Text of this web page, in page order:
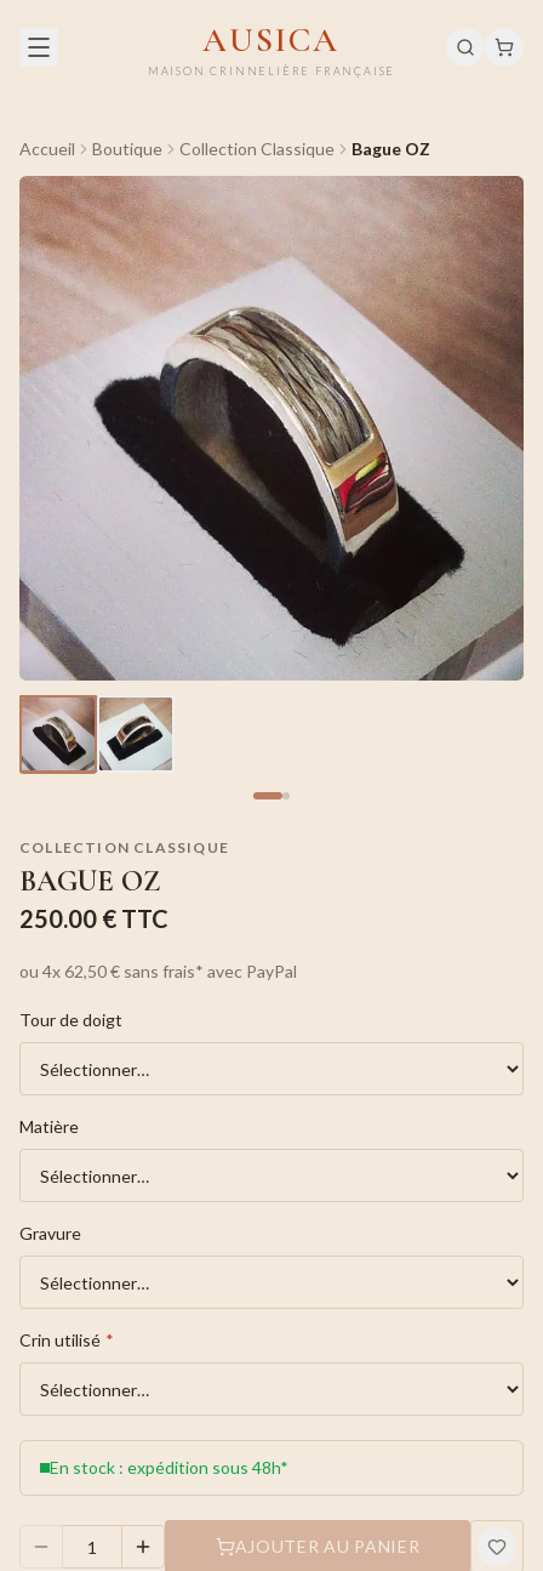
AUSICA
MAISON CRINNELIÈRE FRANÇAISE
Accueil Boutique Collection Classique Bague OZ
COLLECTION CLASSIQUE
BAGUE OZ
250.00 € TTC
ou 4x62,50 € sans frais* avec PayPal
Tour de doigt
Matière
Gravure
Crin utilisé *
En stock : expédition sous 48h*
AJOUTER AU PANIER